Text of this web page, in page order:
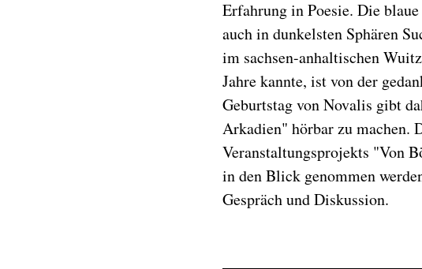
Erfahrung in Poesie. Die
auch in dunkelsten Sphären
im sachsen-anhaltischen
Jahre kannte, ist von der
Geburtstag von Novalis gibt
Arkadien" hörbar zu machen.
Veranstaltungsprojekts "Von
in den Blick genommen
Gespräch und Diskussion.